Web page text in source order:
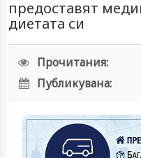
предоставят
диетата си
Прочитания:
Публикувана: